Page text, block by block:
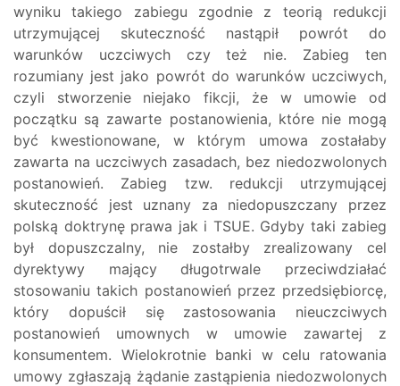
wyniku takiego zabiegu zgodnie z teorią redukcji
utrzymującej skuteczność nastąpił powrót do
warunków uczciwych czy też nie. Zabieg ten
rozumiany jest jako powrót do warunków uczciwych,
czyli stworzenie niejako fikcji, że w umowie od
początku są zawarte postanowienia, które nie mogą
być kwestionowane, w którym umowa zostałaby
zawarta na uczciwych zasadach, bez niedozwolonych
postanowień. Zabieg tzw. redukcji utrzymującej
skuteczność jest uznany za niedopuszczany przez
polską doktrynę prawa jak i TSUE. Gdyby taki zabieg
był dopuszczalny, nie zostałby zrealizowany cel
dyrektywy mający długotrwale przeciwdziałać
stosowaniu takich postanowień przez przedsiębiorcę,
który dopuścił się zastosowania nieuczciwych
postanowień umownych w umowie zawartej z
konsumentem. Wielokrotnie banki w celu ratowania
umowy zgłaszają żądanie zastąpienia niedozwolonych